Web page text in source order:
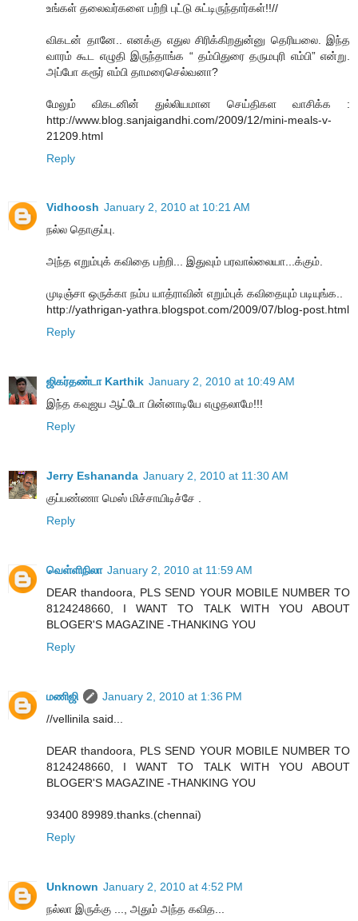
உங்கள் தலைவர்களை பற்றி புட்டு சுட்டிருந்தார்கள்!!//
விகடன் தானே.. எனக்கு எதுல சிரிக்கிறதுன்னு தெரியலை. இந்த
வாரம் கூட எழுதி இருந்தாங்க “ தம்பிதுரை தருமபுரி எம்பி” என்று.
அப்போ கரூர் எம்பி தாமரைசெல்வனா?
மேலும் விகடனின் துல்லியமான செய்திகள வாசிக்க :
http://www.blog.sanjaigandhi.com/2009/12/mini-meals-v-
21209.html
Reply
Vidhoosh January 2, 2010 at 10:21 AM
நல்ல தொகுப்பு.
அந்த எறும்புக் கவிதை பற்றி... இதுவும் பரவால்லையா...க்கும்.
முடிஞ்சா ஒருக்கா நம்ப யாத்ராவின் எறும்புக் கவிதையும் படியுங்க..
http://yathrigan-yathra.blogspot.com/2009/07/blog-post.html
Reply
ஜிகர்தண்டா Karthik January 2, 2010 at 10:49 AM
இந்த கவுஜய ஆட்டோ பின்னாடியே எழுதலாமே!!!
Reply
Jerry Eshananda January 2, 2010 at 11:30 AM
குப்பண்ணா மெஸ் மிச்சாயிடிச்சே .
Reply
வெள்ளிநிலா January 2, 2010 at 11:59 AM
DEAR thandoora, PLS SEND YOUR MOBILE NUMBER TO
8124248660, I WANT TO TALK WITH YOU ABOUT
BLOGER'S MAGAZINE -THANKING YOU
Reply
மணிஜி
January 2, 2010 at 1:36 PM
//vellinila said...
DEAR thandoora, PLS SEND YOUR MOBILE NUMBER TO
8124248660, I WANT TO TALK WITH YOU ABOUT
BLOGER'S MAGAZINE -THANKING YOU
93400 89989.thanks.(chennai)
Reply
Unknown January 2, 2010 at 4:52 PM
நல்லா இருக்கு ..., அதும் அந்த கவித...